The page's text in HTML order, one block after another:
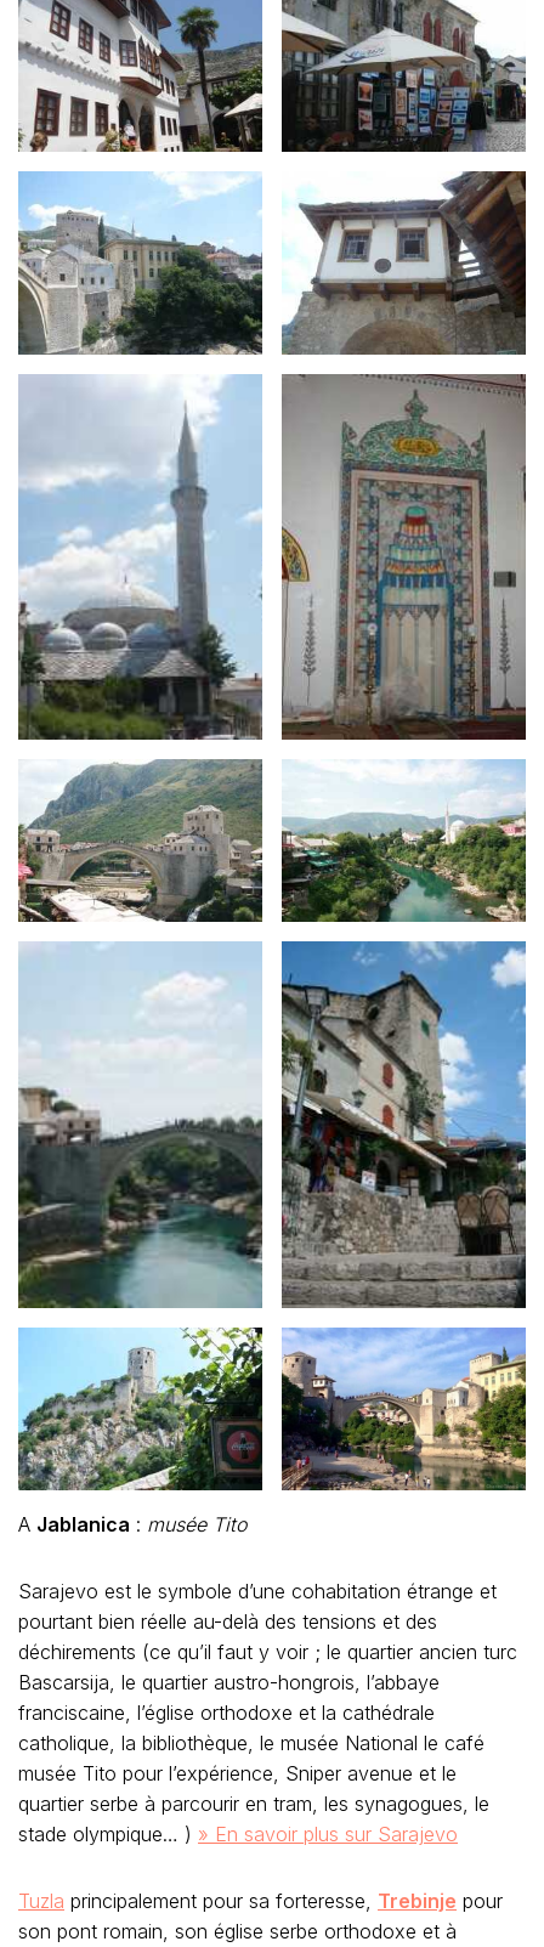
A Jablanica : musée Tito
Sarajevo est le symbole d’une cohabitation étrange et
pourtant bien réelle au-delà des tensions et des
déchirements (ce qu’il faut y voir ; le quartier ancien turc
Bascarsija, le quartier austro-hongrois, l’abbaye
franciscaine, l’église orthodoxe et la cathédrale
catholique, la bibliothèque, le musée National le café
musée Tito pour l’expérience, Sniper avenue et le
quartier serbe à parcourir en tram, les synagogues, le
stade olympique… ) » En savoir plus sur Sarajevo
Tuzla principalement pour sa forteresse, Trebinje pour
son pont romain, son église serbe orthodoxe et à